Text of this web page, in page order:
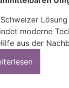
moderne
aus der